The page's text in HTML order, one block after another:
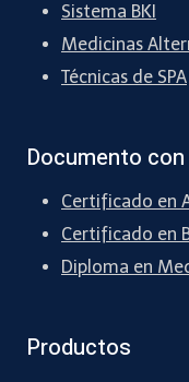
Sistema BKI
Medicinas
Técnicas de SPA
Documento
Certificado en
Certificado en
Diploma en
Productos